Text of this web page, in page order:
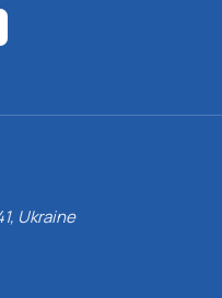
Ukraine